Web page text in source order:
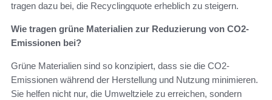
tragen dazu bei, die Recyclingquote erheblich zu steigern.
Wie tragen grüne Materialien zur Reduzierung von CO2-
Emissionen bei?
Grüne Materialien sind so konzipiert, dass sie die CO2-
Emissionen während der Herstellung und Nutzung minimieren.
Sie helfen nicht nur, die Umweltziele zu erreichen, sondern